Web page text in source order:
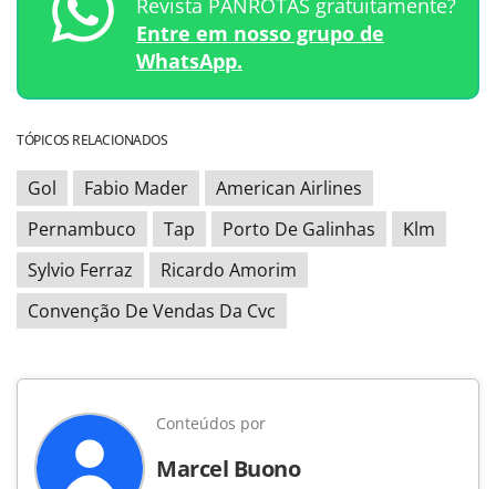
Entre em nosso grupo de
WhatsApp.
TÓPICOS RELACIONADOS
Gol Fabio Mader
American Airlines
Pernambuco
Tap Porto De Galinhas
Klm
Sylvio Ferraz
Ricardo Amorim
Convenção De Vendas Da Cvc
Conteúdos por
Marcel Buono